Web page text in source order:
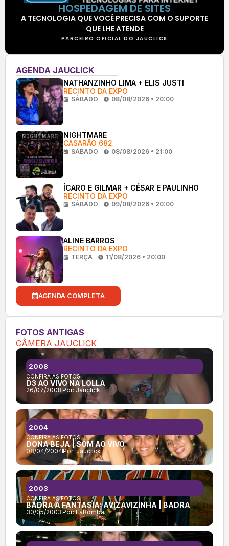
HOSPEDAGEM DE SITES
A TECNOLOGIA QUE VOCÊ PRECISA COM O SUPORTE
QUE LHE ATENDE
PARCEIRO OFICIAL DO JAUCLICK
AGENDA JAUCLICK
NATHANZINHO LIMA + ELIS JUSTI
RECINTO DA EXPO
SÁBADO 08/08/2026 • 20:00
NIGHTMARE
CASARÃO 682
SÁBADO 08/08/2026 • 21:00
ÍCARO E GILMAR + CÉSAR E PAULINHO
RECINTO DA EXPO
SÁBADO 09/08/2026 • 20:00
ALINE BARROS
RECINTO DA EXPO
TERÇA 11/08/2026 • 20:00
AGENDA COMPLETA
FOTOS ANTIGAS
CÂMERA JAUCLICK
CONFIRA AS FOTOS:
D3 AO VIVO NA LOLLA
26/07/2008Por: Jauclick
2008
CONFIRA AS FOTOS:
DONA BEJA | SOM AO VIVO
08/04/2004Por:Jauclick
2004
CONFIRA AS FOTOS:
BADRA À FANTASIA: AVIZAVIZINHA | BADRA
30/05/2003Por:LaBomba
2003